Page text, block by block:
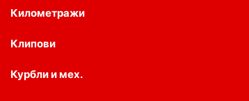
Километражи
Клипови
Курбли и мех.